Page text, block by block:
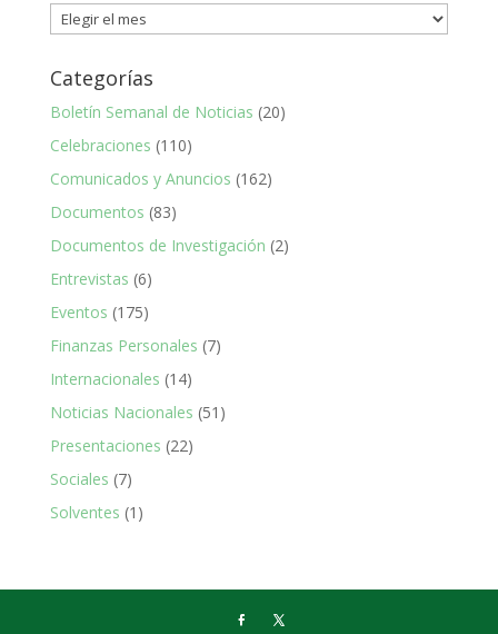
Noticias
CHE
Categorías
Boletín Semanal de Noticias (20)
Celebraciones (110)
Comunicados y Anuncios (162)
Documentos (83)
Documentos de Investigación (2)
Entrevistas (6)
Eventos (175)
Finanzas Personales (7)
Internacionales (14)
Noticias Nacionales (51)
Presentaciones (22)
Sociales (7)
Solventes (1)